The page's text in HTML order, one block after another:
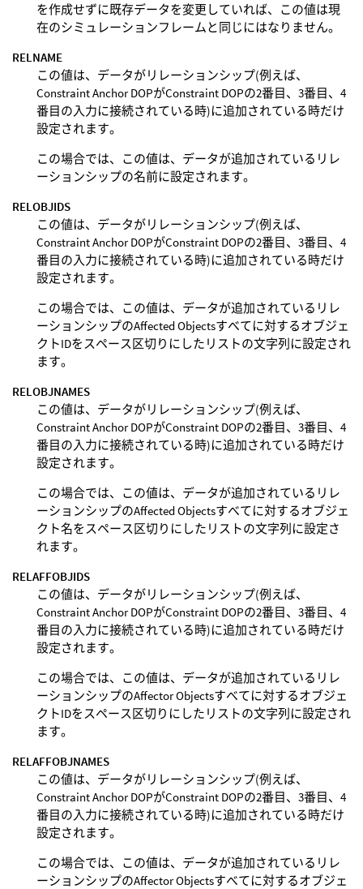
を作成せずに既存データを変更していれば、この値は現
在のシミュレーションフレームと同じにはなりません。
RELNAME
この値は、データがリレーションシップ(例えば、
Constraint Anchor DOPがConstraint DOPの2番目、3番目、4
番目の入力に接続されている時)に追加されている時だけ
設定されます。
この場合では、この値は、データが追加されているリレ
ーションシップの名前に設定されます。
RELOBJIDS
この値は、データがリレーションシップ(例えば、
Constraint Anchor DOPがConstraint DOPの2番目、3番目、4
番目の入力に接続されている時)に追加されている時だけ
設定されます。
この場合では、この値は、データが追加されているリレ
ーションシップのAffected Objectsすべてに対するオブジェ
クトIDをスペース区切りにしたリストの文字列に設定され
ます。
RELOBJNAMES
この値は、データがリレーションシップ(例えば、
Constraint Anchor DOPがConstraint DOPの2番目、3番目、4
番目の入力に接続されている時)に追加されている時だけ
設定されます。
この場合では、この値は、データが追加されているリレ
ーションシップのAffected Objectsすべてに対するオブジェ
クト名をスペース区切りにしたリストの文字列に設定さ
れます。
RELAFFOBJIDS
この値は、データがリレーションシップ(例えば、
Constraint Anchor DOPがConstraint DOPの2番目、3番目、4
番目の入力に接続されている時)に追加されている時だけ
設定されます。
この場合では、この値は、データが追加されているリレ
ーションシップのAffector Objectsすべてに対するオブジェ
クトIDをスペース区切りにしたリストの文字列に設定され
ます。
RELAFFOBJNAMES
この値は、データがリレーションシップ(例えば、
Constraint Anchor DOPがConstraint DOPの2番目、3番目、4
番目の入力に接続されている時)に追加されている時だけ
設定されます。
この場合では、この値は、データが追加されているリレ
ーションシップのAffector Objectsすべてに対するオブジェ